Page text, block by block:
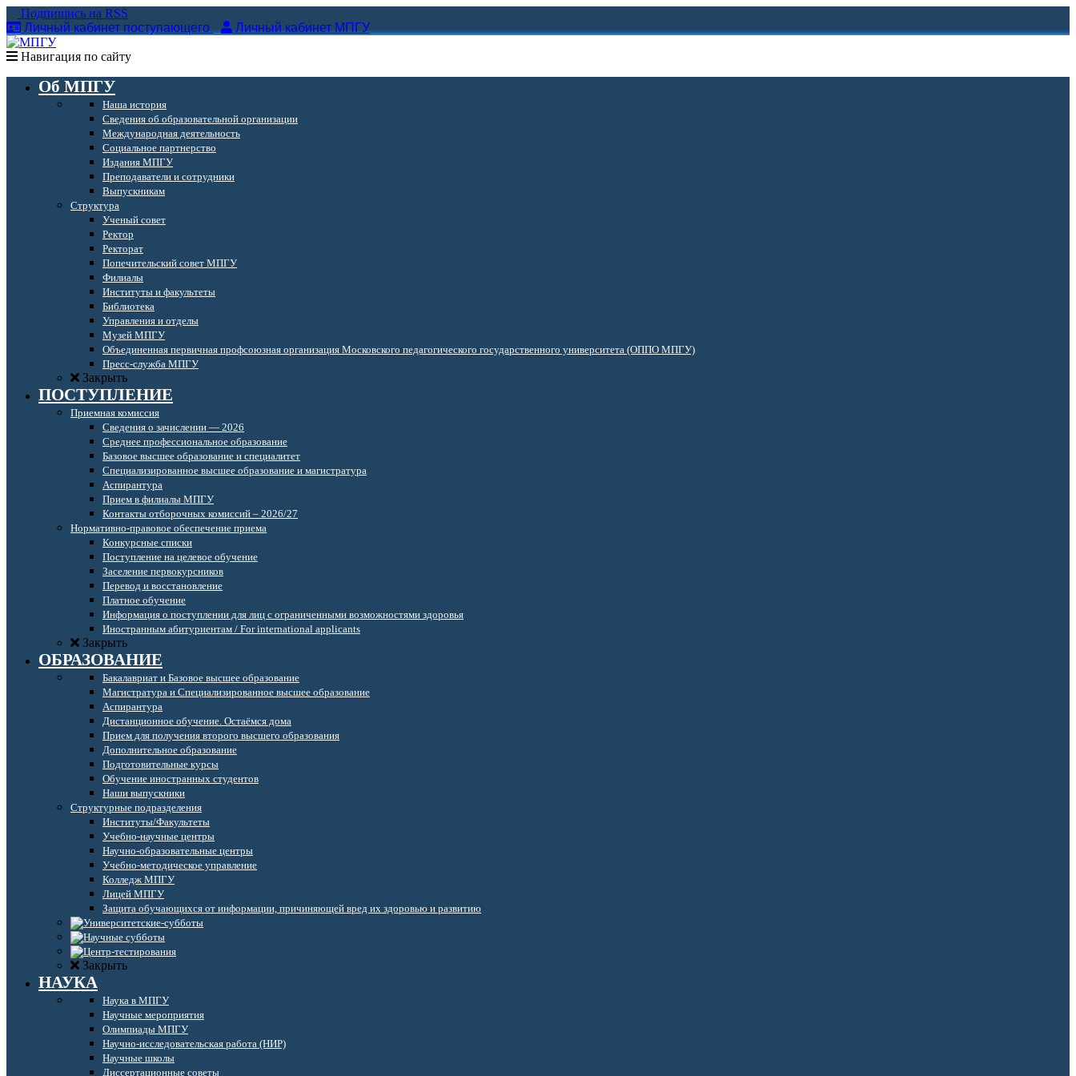
Подпишись на RSS
Личный кабинет поступающего
Личный кабинет МПГУ
Навигация по сайту
Об МПГУ
Наша история
Сведения об образовательной организации
Международная деятельность
Социальное партнерство
Издания МПГУ
Преподаватели и сотрудники
Выпускникам
Структура
Ученый совет
Ректор
Ректорат
Попечительский совет МПГУ
Филиалы
Институты и факультеты
Библиотека
Управления и отделы
Музей МПГУ
Объединенная первичная профсоюзная организация Московского педагогического государственного университета (ОППО МПГУ)
Пресс-служба МПГУ
Закрыть
ПОСТУПЛЕНИЕ
Приемная комиссия
Сведения о зачислении — 2026
Среднее профессиональное образование
Базовое высшее образование и специалитет
Специализированное высшее образование и магистратура
Аспирантура
Прием в филиалы МПГУ
Контакты отборочных комиссий – 2026/27
Нормативно-правовое обеспечение приема
Конкурсные списки
Поступление на целевое обучение
Заселение первокурсников
Перевод и восстановление
Платное обучение
Информация о поступлении для лиц с ограниченными возможностями здоровья
Иностранным абитуриентам / For international applicants
Закрыть
ОБРАЗОВАНИЕ
Бакалавриат и Базовое высшее образование
Магистратура и Специализированное высшее образование
Аспирантура
Дистанционное обучение. Остаёмся дома
Прием для получения второго высшего образования
Дополнительное образование
Подготовительные курсы
Обучение иностранных студентов
Наши выпускники
Структурные подразделения
Институты/Факультеты
Учебно-научные центры
Научно-образовательные центры
Учебно-методическое управление
Колледж МПГУ
Лицей МПГУ
Защита обучающихся от информации, причиняющей вред их здоровью и развитию
Закрыть
НАУКА
Наука в МПГУ
Научные мероприятия
Олимпиады МПГУ
Научно-исследовательская работа (НИР)
Научные школы
Диссертационные советы